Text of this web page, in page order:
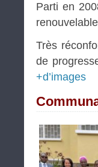
Parti en
Très
de
+d’images